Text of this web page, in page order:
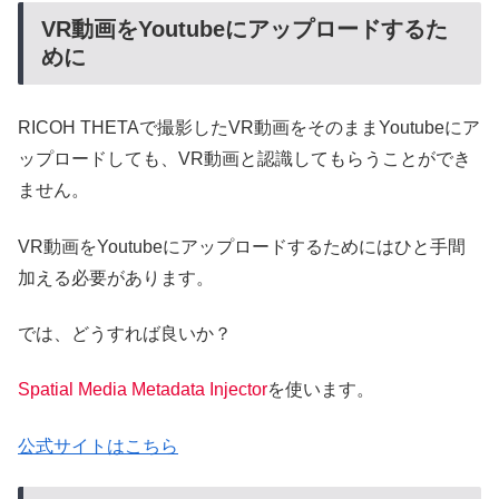
VR動画をYoutubeにアップロードするた
めに
RICOH THETAで撮影したVR動画をそのままYoutubeにア
ップロードしても、VR動画と認識してもらうことができ
ません。
VR動画をYoutubeにアップロードするためにはひと手間
加える必要があります。
では、どうすれば良いか？
Spatial Media Metadata Injectorを使います。
公式サイトはこちら